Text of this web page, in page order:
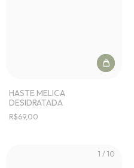
HASTE MELICA
DESIDRATADA
R$69,00
1 / 10